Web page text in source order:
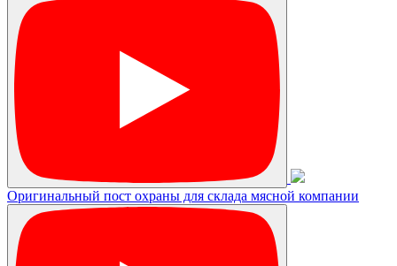
Оригинальный пост охраны для склада мясной компании